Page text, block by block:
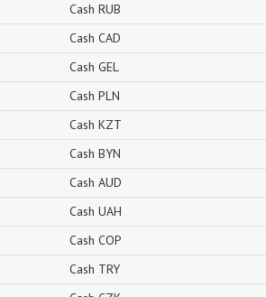
Cash RUB
Cash CAD
Cash GEL
Cash PLN
Cash KZT
Cash BYN
Cash AUD
Cash UAH
Cash COP
Cash TRY